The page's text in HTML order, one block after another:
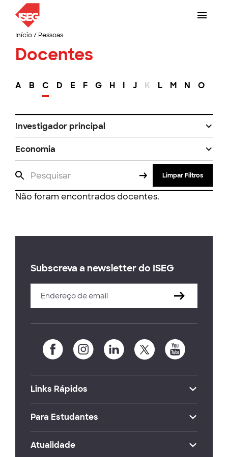
Início/ Pessoas
Docentes
A B C D E F G H I J K L M N O
Investigador principal
Economia
Limpar Filtros
Não foram encontrados docentes.
Subscreva a newsletter do ISEG
Links Rápidos
Para Estudantes
Atualidade